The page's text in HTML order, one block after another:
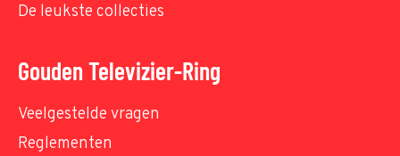
De leukste collecties
Gouden Televizier-Ring
Veelgestelde vragen
Reglementen